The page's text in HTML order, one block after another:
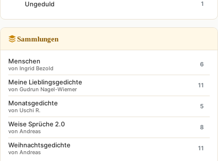
Ungeduld 1
Sammlungen
Menschen
von Ingrid Bezold
6
Meine Lieblingsgedichte
von Gudrun Nagel-Wiemer
11
Monatsgedichte
von Uschi R.
5
Weise Sprüche 2.0
von Andreas
8
Weihnachtsgedichte
von Andreas
11